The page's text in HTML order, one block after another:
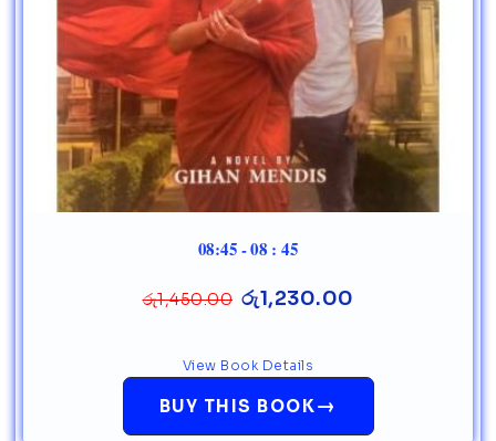
08:45 - 08 : 45
රු1,450.00 රු1,230.00
BUY THIS BOOK→
View Book Details